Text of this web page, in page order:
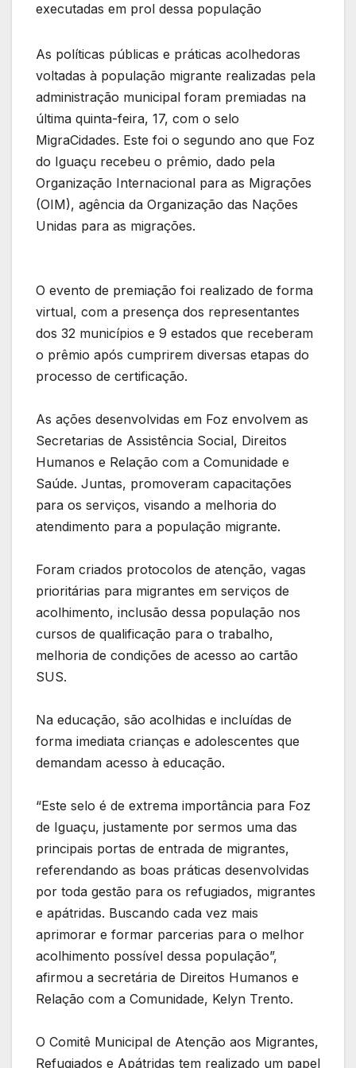
executadas em prol dessa população
As políticas públicas e práticas acolhedoras
voltadas à população migrante realizadas pela
administração municipal foram premiadas na
última quinta-feira, 17, com o selo
MigraCidades. Este foi o segundo ano que Foz
do Iguaçu recebeu o prêmio, dado pela
Organização Internacional para as Migrações
(OIM), agência da Organização das Nações
Unidas para as migrações.
O evento de premiação foi realizado de forma
virtual, com a presença dos representantes
dos 32 municípios e 9 estados que receberam
o prêmio após cumprirem diversas etapas do
processo de certificação.
As ações desenvolvidas em Foz envolvem as
Secretarias de Assistência Social, Direitos
Humanos e Relação com a Comunidade e
Saúde. Juntas, promoveram capacitações
para os serviços, visando a melhoria do
atendimento para a população migrante.
Foram criados protocolos de atenção, vagas
prioritárias para migrantes em serviços de
acolhimento, inclusão dessa população nos
cursos de qualificação para o trabalho,
melhoria de condições de acesso ao cartão
SUS.
Na educação, são acolhidas e incluídas de
forma imediata crianças e adolescentes que
demandam acesso à educação.
“Este selo é de extrema importância para Foz
de Iguaçu, justamente por sermos uma das
principais portas de entrada de migrantes,
referendando as boas práticas desenvolvidas
por toda gestão para os refugiados, migrantes
e apátridas. Buscando cada vez mais
aprimorar e formar parcerias para o melhor
acolhimento possível dessa população”,
afirmou a secretária de Direitos Humanos e
Relação com a Comunidade, Kelyn Trento.
O Comitê Municipal de Atenção aos Migrantes,
Refugiados e Apátridas tem realizado um papel